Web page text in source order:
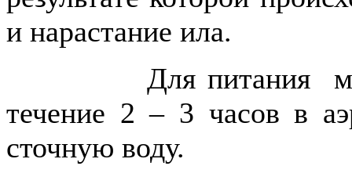
и нарастание ила.
Для питания
течение 2 – 3 часов в
сточную воду.